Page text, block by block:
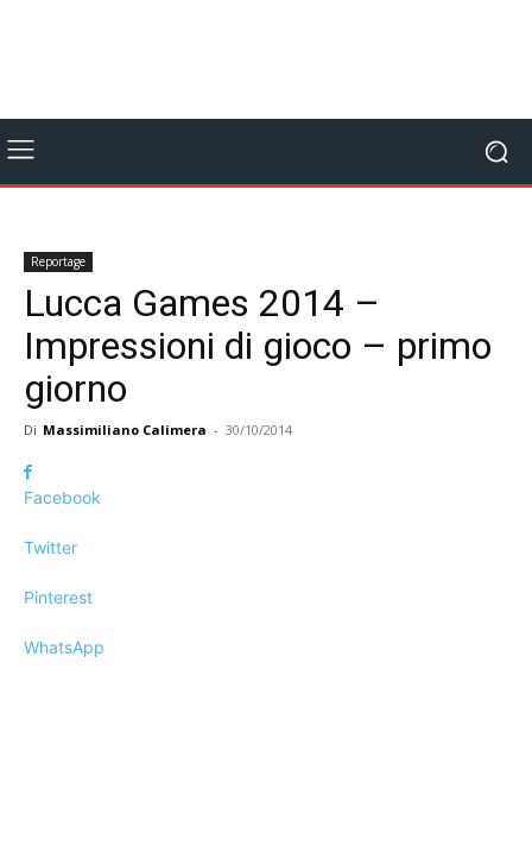
Reportage
Lucca Games 2014 –
Impressioni di gioco – primo
giorno
Di Massimiliano Calimera - 30/10/2014
Facebook
Twitter
Pinterest
WhatsApp